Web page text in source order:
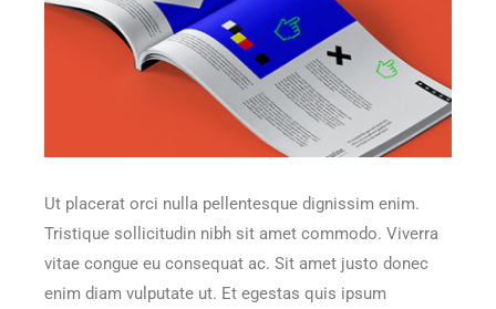
Ut placerat orci nulla pellentesque dignissim enim.
Tristique sollicitudin nibh sit amet commodo. Viverra
vitae congue eu consequat ac. Sit amet justo donec
enim diam vulputate ut. Et egestas quis ipsum